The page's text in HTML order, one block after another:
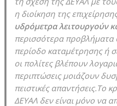
η διοίκηση της
υδρόμετρα λειτουργούν
περισσότερα προβλήματα
περίοδο καταμέτρησης ή
οι πολίτες βλέπουν
περιπτώσεις μοιάζουν
πειστικές απαντήσεις.Το
ΔΕΥΑΛ δεν είναι μόνο να